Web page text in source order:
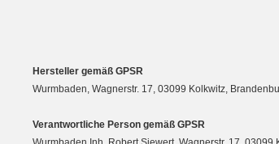
Hersteller gemäß GPSR
Wurmbaden, Wagnerstr. 17, 03099 Kolkwitz,
Verantwortliche Person gemäß GPSR